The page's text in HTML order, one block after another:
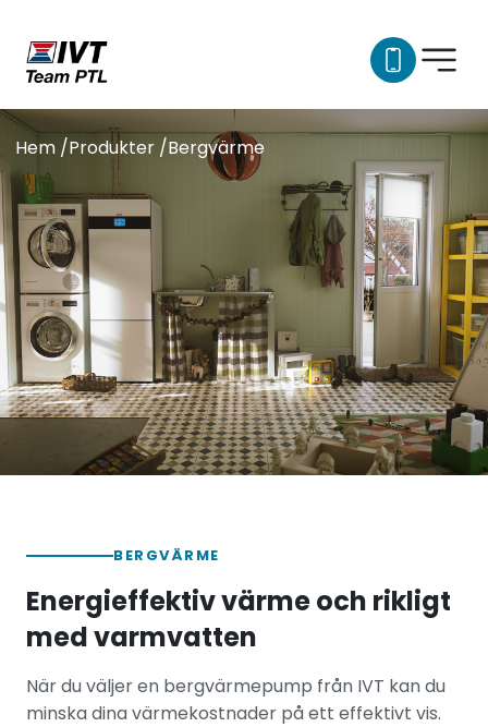
Hem /Produkter /Bergvärme
BERGVÄRME
Energieffektiv värme och rikligt
med varmvatten
När du väljer en bergvärmepump från IVT kan du
minska dina värmekostnader på ett effektivt vis.